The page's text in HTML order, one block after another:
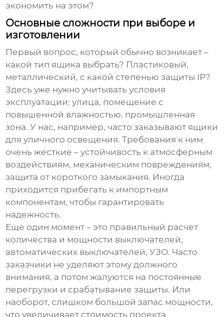
экономить на этом?
Основные сложности при выборе и
изготовлении
Первый вопрос, который обычно возникает –
какой тип ящика выбрать? Пластиковый,
металлический, с какой степенью защиты IP?
Здесь уже нужно учитывать условия
эксплуатации: улица, помещение с
повышенной влажностью, промышленная
зона. У нас, например, часто заказывают ящики
для уличного освещения. Требования к ним
очень жесткие – устойчивость к атмосферным
воздействиям, механическим повреждениям,
защита от короткого замыкания. Иногда
приходится прибегать к импортным
компонентам, чтобы гарантировать
надежность.
Еще один момент – это правильный расчет
количества и мощности выключателей,
автоматических выключателей, УЗО. Часто
заказчики не уделяют этому должного
внимания, а потом жалуются на постоянные
перегрузки и срабатывание защиты. Или
наоборот, слишком большой запас мощности,
что увеличивает стоимость проекта.